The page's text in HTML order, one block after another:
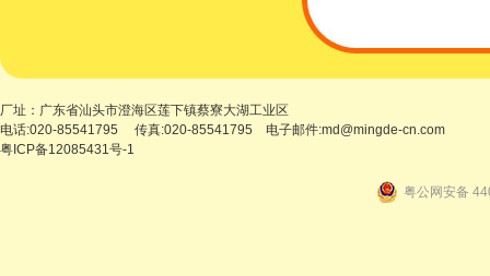
厂址：广东省汕头市澄海区莲下镇蔡寮大湖工业区
电话:020-85541795 传真:020-85541795 电子邮件:md@mingde-cn.com
粤ICP备12085431号-1
粤公网安备